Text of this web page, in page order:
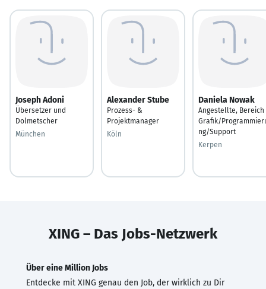
Joseph Adoni
Übersetzer und
Dolmetscher
München
Alexander Stube
Prozess- &
Projektmanager
Köln
Daniela Nowak
Angestellte, Bereich
Grafik/
ng/Support
Kerpen
XING – Das Jobs-Netzwerk
Über eine Million Jobs
Entdecke mit XING genau den Job, der wirklich zu Dir